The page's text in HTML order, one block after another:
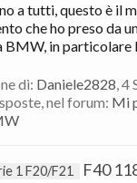
a tutti, questo è il
che ho preso da
BMW, in particolare
di: Daniele2828,4
nel forum: Mi
1 F20/F21 F40